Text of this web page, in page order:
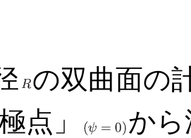
の双曲面の
点」
から